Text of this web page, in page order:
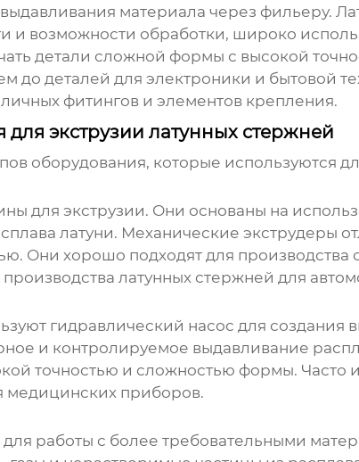
материала через фильеру.
и возможности обработки, широко
детали сложной формы с высокой
до деталей для электроники и бытовой
фитингов и элементов крепления.
экструзии латунных стержней
оборудования, которые используются
для экструзии. Они основаны на
латуни. Механические экструдеры
Они хорошо подходят для
латунных стержней для
гидравлический насос для создания
и контролируемое выдавливание
точностью и сложностью формы. Часто
медицинских приборов.
для работы с более требовательными